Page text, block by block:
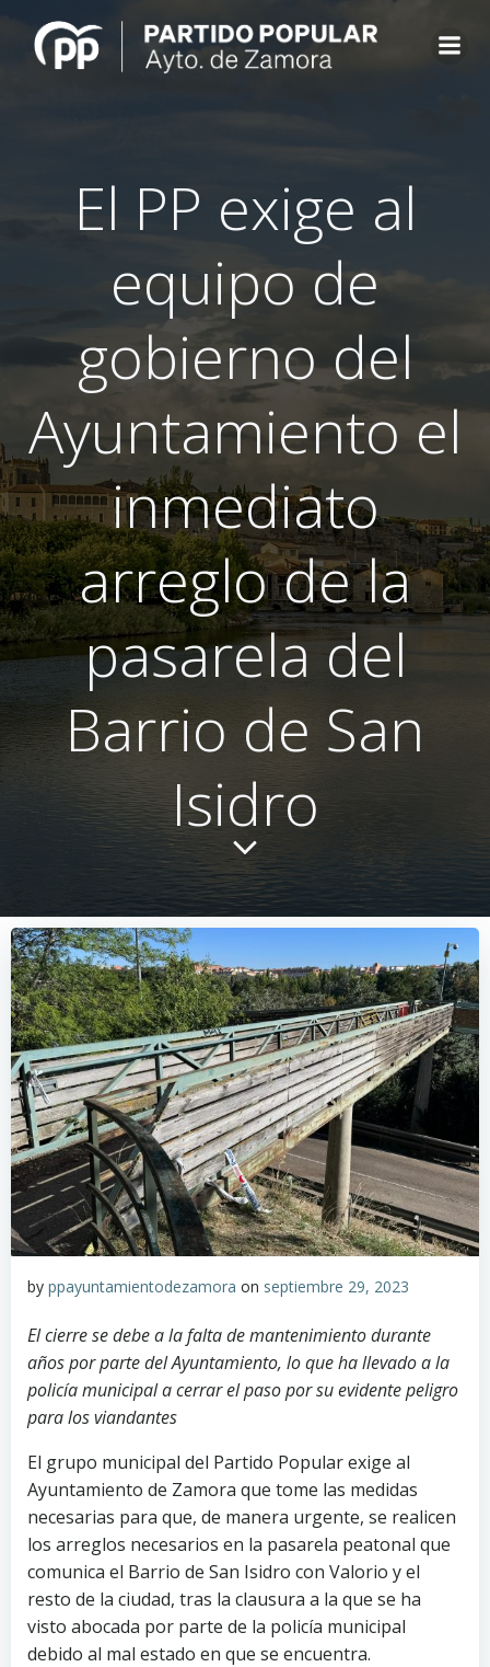
al
contenido
El PP exige al
equipo de
gobierno del
Ayuntamiento el
inmediato
arreglo de la
pasarela del
Barrio de San
Isidro
by ppayuntamientodezamora on septiembre 29, 2023
El cierre se debe a la falta de mantenimiento durante
años por parte del Ayuntamiento, lo que ha llevado a la
policía municipal a cerrar el paso por su evidente peligro
para los viandantes
El grupo municipal del Partido Popular exige al
Ayuntamiento de Zamora que tome las medidas
necesarias para que, de manera urgente, se realicen
los arreglos necesarios en la pasarela peatonal que
comunica el Barrio de San Isidro con Valorio y el
resto de la ciudad, tras la clausura a la que se ha
visto abocada por parte de la policía municipal
debido al mal estado en que se encuentra.